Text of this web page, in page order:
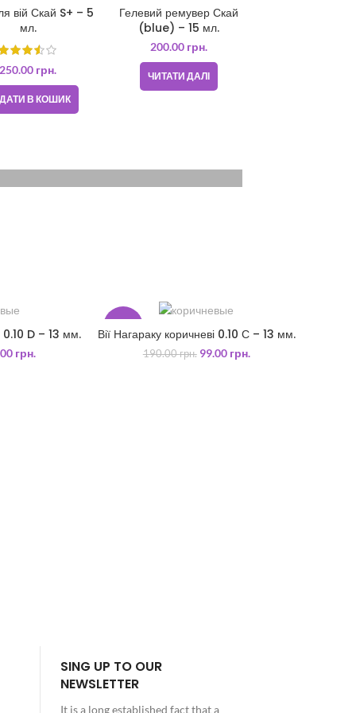
вій Скай S+ – 5
мл.
250.00 грн.
В КОШИК
АЯВНОСТІ
Гелевий ремувер Скай
(blue) – 15 мл.
200.00 грн.
ЧИТАТИ ДАЛІ
0.10 D – 13 мм.
грн.
ДОДАТИ В КОШИК
Вії Нагараку коричневі 0.10 С – 13 мм.
190.00грн. 99.00 грн.
SING UP TO OUR
NEWSLETTER
It is a long established fact that a